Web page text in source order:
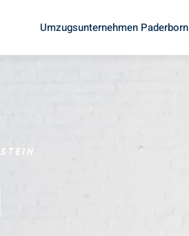
Umzugsunternehmen Paderborn